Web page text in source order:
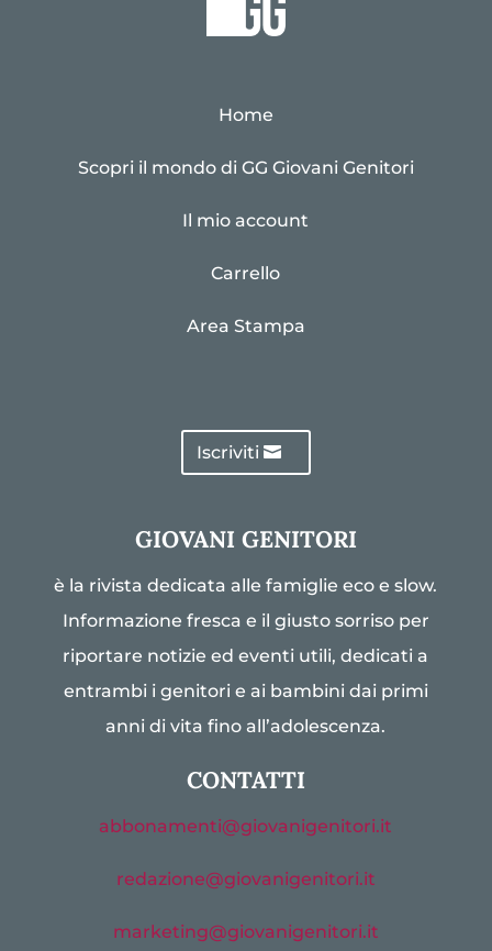
Home
Scopri il mondo di GG Giovani Genitori
Il mio account
Carrello
Area Stampa
Iscriviti
GIOVANI GENITORI
è la rivista dedicata alle famiglie eco e slow.
Informazione fresca e il giusto sorriso per
riportare notizie ed eventi utili, dedicati a
entrambi i genitori e ai bambini dai primi
anni di vita fino all’adolescenza.
CONTATTI
abbonamenti@giovanigenitori.it
redazione@giovanigenitori.it
marketing@giovanigenitori.it